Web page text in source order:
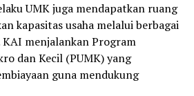
UMK juga mendapatkan ruang
kapasitas usaha melalui berbagai
menjalankan Program
dan Kecil (PUMK) yang
guna mendukung